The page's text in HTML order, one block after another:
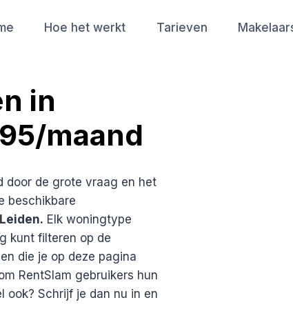
Hoe het werkt Tarieven
in
maand
door de grote vraag en het
beschikbare
Leiden. Elk woningtype
kunt filteren op de
die je op deze pagina
RentSlam gebruikers hun
ook? Schrijf je dan nu in en